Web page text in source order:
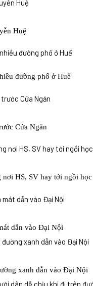
Huệ
đường phố ở Huế
Cửa Ngăn
nơi HS, SV hay tới ngồi học
dẫn vào Đại Nội
xanh dẫn vào Đại Nội